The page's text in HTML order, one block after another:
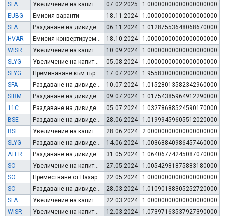
SFA
Увеличение на капитал (упражняване на варанти) 07.02.2025
1.00000000000000000000
EUBG
Емисия варанти 18.11.2024
1.00000000000000000000
SFA
Раздаване на дивидент 06.11.2024
1.01287553648068670000
HVAR
Емисия конвертируеми облигации 18.10.2024
1.00000000000000000000
WISR
Увеличение на капитал (права) 10.09.2024
1.00000000000000000000
SLYG
Увеличение на капитал по чл.112, ал.3 от ЗППЦК 05.08.2024
1.00000000000000000000
SLYG
Преминаване към търговия в Евро 17.07.2024
1.95583000000000000000
SFA
Раздаване на дивидент 10.07.2024
1.01528013582342960000
SIRM
Раздаване на дивидент 09.07.2024
1.01754385964912290000
11C
Раздаване на дивидент 05.07.2024
1.03278688524590170000
BSE
Раздаване на дивидент 28.06.2024
1.01999459605512020000
BSE
Увеличение на капитал (резерви) 28.06.2024
2.00000000000000000000
SLYG
Раздаване на дивидент 14.06.2024
1.00368840986457460000
ATER
Раздаване на дивидент 31.05.2024
1.06406774245087070000
SO
Увеличение на капитал (права) 27.05.2024
1.00542981875883180000
SO
Преместване от Пазар за растеж на МСП beam на регулиран пазар 22.05.2024
1.00000000000000000000
SO
Раздаване на дивидент 28.03.2024
1.01090188305252720000
SFA
Увеличение на капитал (упражняване на варанти) 22.03.2024
1.00000000000000000000
WISR
Увеличение на капитал (права) 12.03.2024
1.07397163537927390000